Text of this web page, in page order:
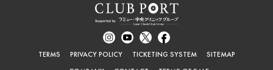
TERMS PRIVACY POLICY TICKETING SYSTEM
SITEMAP